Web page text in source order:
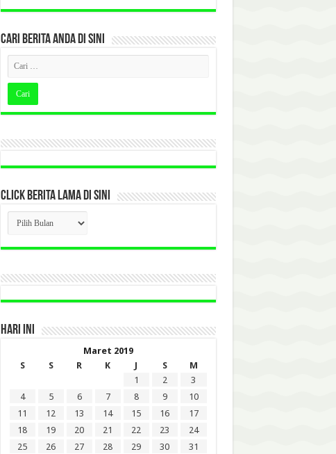
CARI BERITA ANDA DI SINI
CLICK BERITA LAMA DI SINI
CLICK
BERITA
LAMA
DI
HARI INI
Maret 2019
S
S R K J S
M
1
2
3
4
5 6 7 8 9
10
11
12 13 14 15 16
17
18
19 20 21 22 23
24
25
26 27 28 29 30
31